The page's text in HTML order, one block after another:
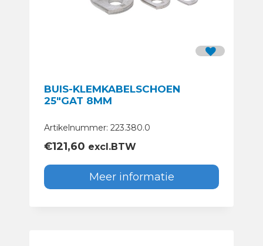
BUIS-KLEMKABELSCHOEN
25″GAT 8MM
Artikelnummer: 223.380.0
€121,60 excl.BTW
Meer informatie